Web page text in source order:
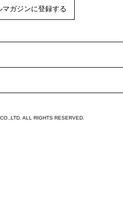
ガジンに登録する
ALL RIGHTS RESERVED.